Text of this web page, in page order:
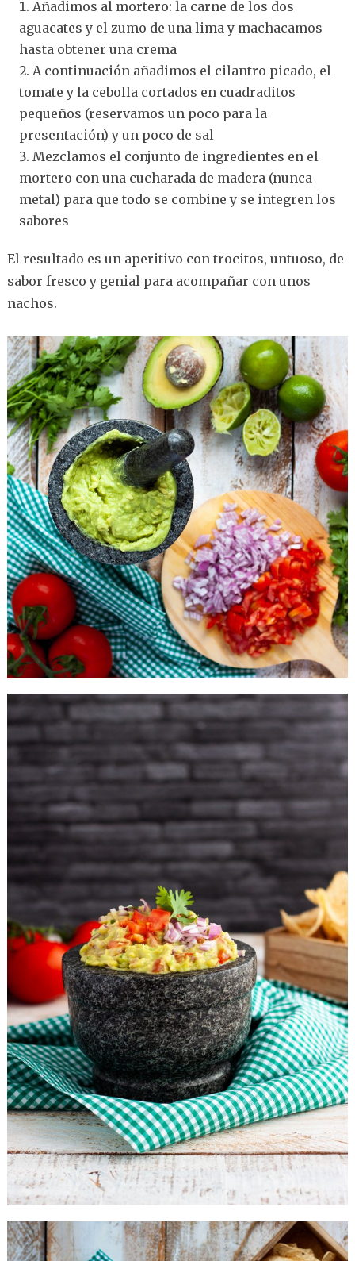
Añadimos al mortero: la carne de los dos
aguacates y el zumo de una lima y machacamos
hasta obtener una crema
A continuación añadimos el cilantro picado, el
tomate y la cebolla cortados en cuadraditos
pequeños (reservamos un poco para la
presentación) y un poco de sal
Mezclamos el conjunto de ingredientes en el
mortero con una cucharada de madera (nunca
metal) para que todo se combine y se integren los
sabores
El resultado es un aperitivo con trocitos, untuoso, de
sabor fresco y genial para acompañar con unos
nachos.